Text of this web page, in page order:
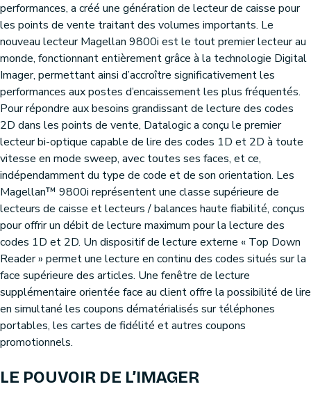
performances, a créé une génération de lecteur de caisse pour
les points de vente traitant des volumes importants. Le
nouveau lecteur Magellan 9800i est le tout premier lecteur au
monde, fonctionnant entièrement grâce à la technologie Digital
Imager, permettant ainsi d’accroître significativement les
performances aux postes d’encaissement les plus fréquentés.
Pour répondre aux besoins grandissant de lecture des codes
2D dans les points de vente, Datalogic a conçu le premier
lecteur bi-optique capable de lire des codes 1D et 2D à toute
vitesse en mode sweep, avec toutes ses faces, et ce,
indépendamment du type de code et de son orientation. Les
Magellan™ 9800i représentent une classe supérieure de
lecteurs de caisse et lecteurs / balances haute fiabilité, conçus
pour offrir un débit de lecture maximum pour la lecture des
codes 1D et 2D. Un dispositif de lecture externe « Top Down
Reader » permet une lecture en continu des codes situés sur la
face supérieure des articles. Une fenêtre de lecture
supplémentaire orientée face au client offre la possibilité de lire
en simultané les coupons dématérialisés sur téléphones
portables, les cartes de fidélité et autres coupons
promotionnels.
LE POUVOIR DE L’IMAGER